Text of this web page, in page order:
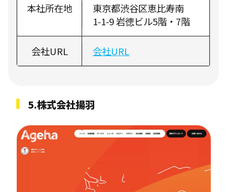
本社所在地
東京都渋谷区恵比寿南
1‑1‑9 岩徳ビル5階・7階
会社URL 会社URL
5.株式会社揚羽